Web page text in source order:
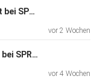
Institut für
und
Folge 160: Ulrike Holch zu Gast bei SPRICH:STUTTGART
vor 2 Wochen
Folge 159: Anja Wicker zu Gast bei SPRICH:STUTTGART
vor 4 Wochen